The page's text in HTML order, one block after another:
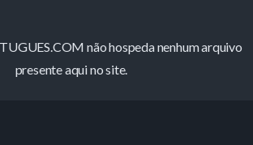
não hospeda nenhum arquivo
presente aqui no site.